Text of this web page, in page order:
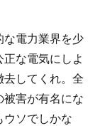
な電力業界を少
な電気にしよ
去してくれ。全
害が有名にな
ウソでしかな